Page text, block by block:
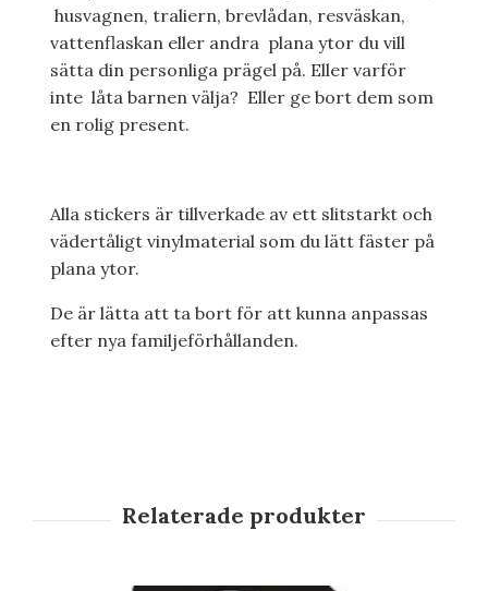
husvagnen, traliern, brevlådan, resväskan,
vattenflaskan eller andra plana ytor du vill
sätta din personliga prägel på. Eller varför
inte låta barnen välja? Eller ge bort dem som
en rolig present.
Alla stickers är tillverkade av ett slitstarkt och
vädertåligt vinylmaterial som du lätt fäster på
plana ytor.
De är lätta att ta bort för att kunna anpassas
efter nya familjeförhållanden.